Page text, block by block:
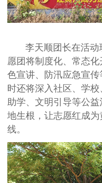
李天顺团长在活
愿团将制度化、常态化
色宣讲、防汛应急宣传
时还将深入社区、学
助学、文明引导等公
地生根，让志愿红成
线。